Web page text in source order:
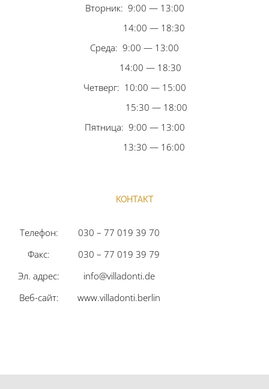
Вторник: 9:00 — 13:00
14:00 — 18:30
Среда: 9:00 — 13:00
14:00 — 18:30
Четверг: 10:00 — 15:00
15:30 — 18:00
Пятница: 9:00 — 13:00
13:30 — 16:00
КОНТАКТ
Телефон:
Факс:
Эл. адрес:
Веб-сайт:
030 – 77 019 39 70
030 – 77 019 39 79
info@villadonti.de
www.villadonti.berlin